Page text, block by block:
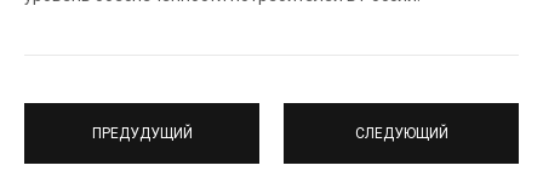
ПРЕДУДУЩИЙ СЛЕДУЮЩИЙ